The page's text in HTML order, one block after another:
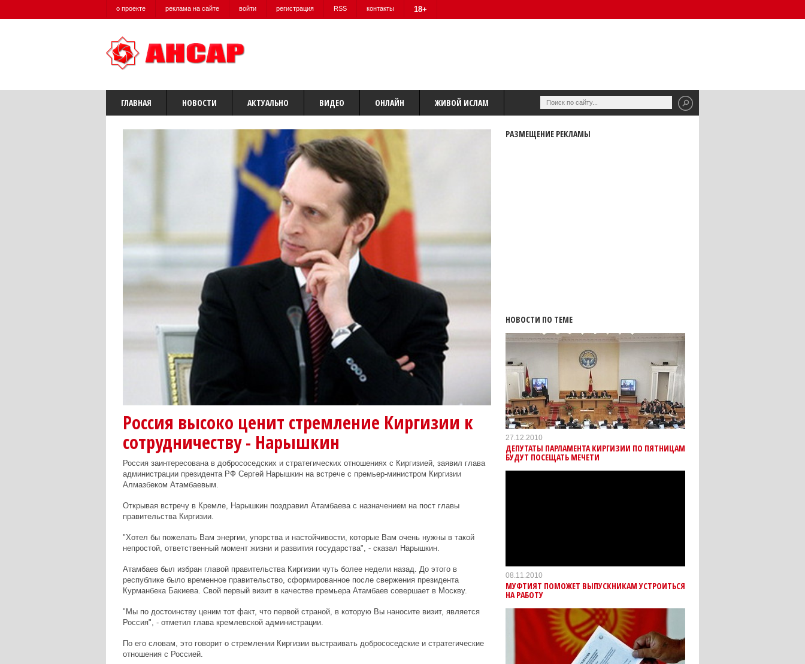
о проекте реклама на сайте войти регистрация RSS контакты 18+
ГЛАВНАЯ НОВОСТИ АКТУАЛЬНО ВИДЕО ОНЛАЙН ЖИВОЙ ИСЛАМ
Россия высоко ценит стремление Киргизии к
сотрудничеству - Нарышкин
Россия заинтересована в добрососедских и стратегических отношениях с Киргизией, заявил глава
администрации президента РФ Сергей Нарышкин на встрече с премьер-министром Киргизии
Алмазбеком Атамбаевым.
Открывая встречу в Кремле, Нарышкин поздравил Атамбаева с назначением на пост главы
правительства Киргизии.
"Хотел бы пожелать Вам энергии, упорства и настойчивости, которые Вам очень нужны в такой
непростой, ответственный момент жизни и развития государства", - сказал Нарышкин.
Атамбаев был избран главой правительства Киргизии чуть более недели назад. До этого в
республике было временное правительство, сформированное после свержения президента
Курманбека Бакиева. Свой первый визит в качестве премьера Атамбаев совершает в Москву.
"Мы по достоинству ценим тот факт, что первой страной, в которую Вы наносите визит, является
Россия", - отметил глава кремлевской администрации.
По его словам, это говорит о стремлении Киргизии выстраивать добрососедские и стратегические
отношения с Россией.
РАЗМЕЩЕНИЕ РЕКЛАМЫ
НОВОСТИ ПО ТЕМЕ
27.12.2010
ДЕПУТАТЫ ПАРЛАМЕНТА КИРГИЗИИ ПО ПЯТНИЦАМ
БУДУТ ПОСЕЩАТЬ МЕЧЕТИ
08.11.2010
МУФТИЯТ ПОМОЖЕТ ВЫПУСКНИКАМ УСТРОИТЬСЯ
НА РАБОТУ